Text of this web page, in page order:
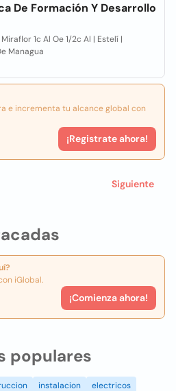
iGlobal.
¡Comienza ahora!
De Formación Y Desarrollo
1c Al Oe 1/2c Al | Estelí |
Managua
e incrementa tu alcance global con
¡Registrate ahora!
Siguiente
populares
instalacion electricos